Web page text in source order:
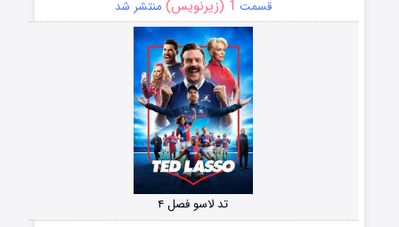
قسمت 1 (زیرنویس) منتشر شد
تد لاسو فصل ۴